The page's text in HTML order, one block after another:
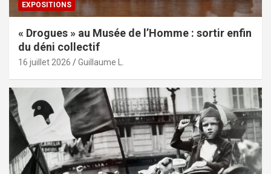
EXPOSITIONS
« Drogues » au Musée de l’Homme : sortir enfin
du déni collectif
16 juillet 2026 Guillaume L.